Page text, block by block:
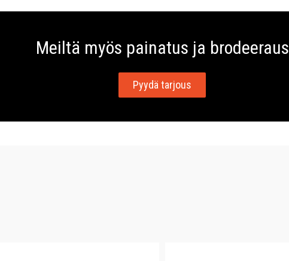
Meiltä myös painatus ja brodeeraus
Pyydä tarjous